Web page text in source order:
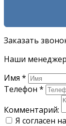
Заказать
Наши
Имя *
Телефон *
Комментарий:
Я согласен на